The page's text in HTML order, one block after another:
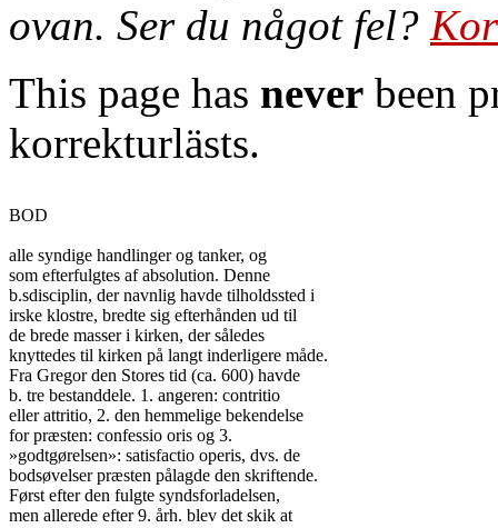
ovan. Ser du något fel?
This page has never been
korrekturlästs.
BOD
alle syndige handlinger og tanker, og
som efterfulgtes af absolution. Denne
b.sdisciplin, der navnlig havde tilholdssted i
irske klostre, bredte sig efterhånden ud til
de brede masser i kirken, der således
knyttedes til kirken på langt inderligere måde.
Fra Gregor den Stores tid (ca. 600) havde
b. tre bestanddele. 1. angeren: contritio
eller attritio, 2. den hemmelige bekendelse
for præsten: confessio oris og 3.
»godtgørelsen»: satisfactio operis, dvs. de
bodsøvelser præsten pålagde den skriftende.
Først efter den fulgte syndsforladelsen,
men allerede efter 9. årh. blev det skik at